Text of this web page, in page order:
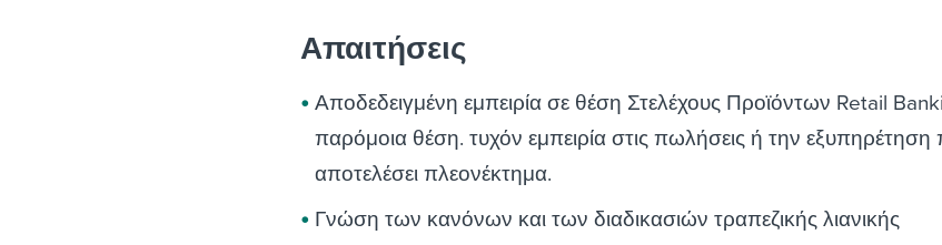
Απαιτήσεις
Αποδεδειγμένη εμπειρία σε θέση Στελέχους Προϊόντων Retail
παρόμοια θέση. τυχόν εμπειρία στις πωλήσεις ή την
αποτελέσει πλεονέκτημα.
Γνώση των κανόνων και των διαδικασιών τραπεζικής λιανικής